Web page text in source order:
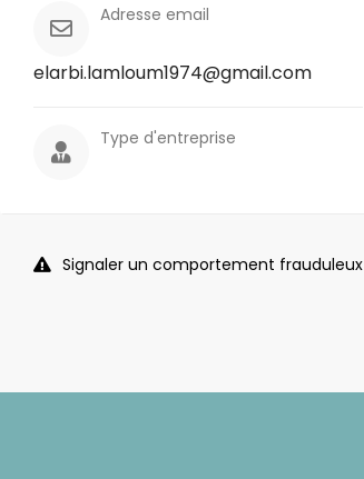
Adresse email
elarbi.lamloum1974@gmail.com
Type d'entreprise
Signaler un comportement frauduleux